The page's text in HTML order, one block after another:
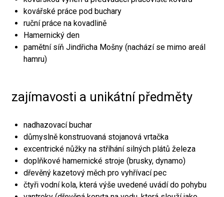
kovářské práce pod buchary
ruční práce na kovadlině
Hamernický den
pamětní síň Jindřicha Mošny (nachází se mimo areál
hamru)
zajímavosti a unikátní předměty
nadhazovací buchar
důmyslně konstruovaná stojanová vrtačka
excentrické nůžky na stříhání silných plátů železa
doplňkové hamernické stroje (brusky, dynamo)
dřevěný kazetový měch pro vyhřívací pec
čtyři vodní kola, která výše uvedené uvádí do pohybu